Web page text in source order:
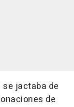
se jactaba de
de